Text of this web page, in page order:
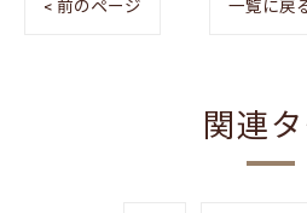
< 前のページ 一覧に戻
関連